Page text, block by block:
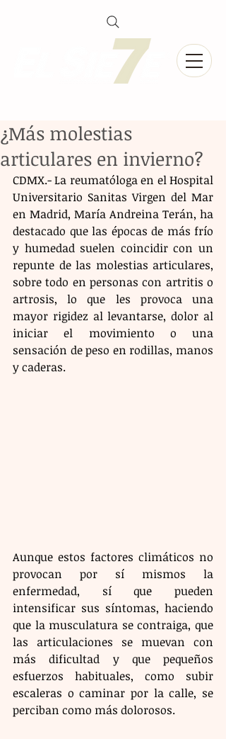
¿Más molestias
articulares en invierno?
CDMX.- La reumatóloga en el Hospital
Universitario Sanitas Virgen del Mar
en Madrid, María Andreina Terán, ha
destacado que las épocas de más frío
y humedad suelen coincidir con un
repunte de las molestias articulares,
sobre todo en personas con artritis o
artrosis, lo que les provoca una
mayor rigidez al levantarse, dolor al
iniciar el movimiento o una
sensación de peso en rodillas, manos
y caderas.
Aunque estos factores climáticos no
provocan por sí mismos la
enfermedad, sí que pueden
intensificar sus síntomas, haciendo
que la musculatura se contraiga, que
las articulaciones se muevan con
más dificultad y que pequeños
esfuerzos habituales, como subir
escaleras o caminar por la calle, se
perciban como más dolorosos.